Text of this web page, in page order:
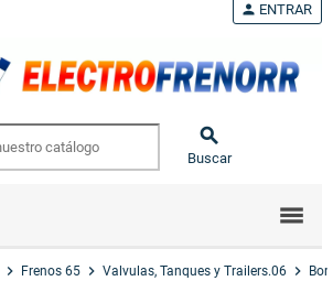

Buscar
person ENTRAR
chevron_right Frenos 65 chevron_right Valvulas, Tanques y Trailers.06 chevron_right